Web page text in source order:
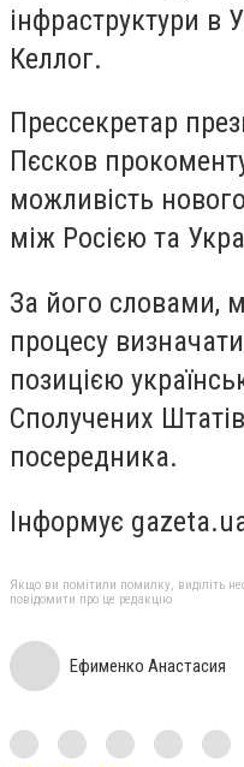
інфраструктури в
Келлог.
Прессекретар
Пєсков
можливість
між Росією та
За його словами,
процесу
позицією
Сполучених
посередника.
Інформує
Якщо ви помітили помилку, виділіть
повідомити про це редакцію
Ефименко Анастасия